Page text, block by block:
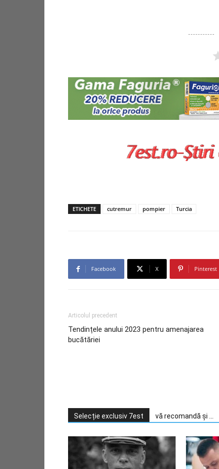
ETICHETE cutremur pompier Turcia
Facebook X Pinterest
Articolul precedent
Tendințele anului 2023 pentru amenajarea
bucătăriei
Selecție exclusiv 7est vă recomandă și ...